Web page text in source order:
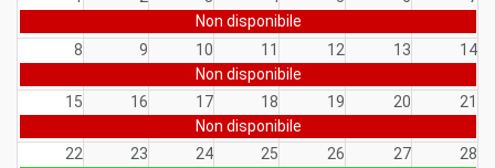
Non disponibile
8
9 10 11 12 13
14
Non disponibile
15
16 17 18 19 20
21
Non disponibile
22
23 24 25 26 27
28